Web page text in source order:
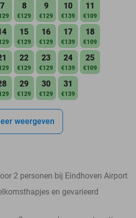
7 8
€129
9
€129
10
€139
11
€109
15
€129
16
€129
17
€139
18
€109
22
€129
23
€129
24
€139
25
€109
29
€129
30
€129
31
€139
weergeven
2 personen bij Eindhoven Airport
en gevarieerd